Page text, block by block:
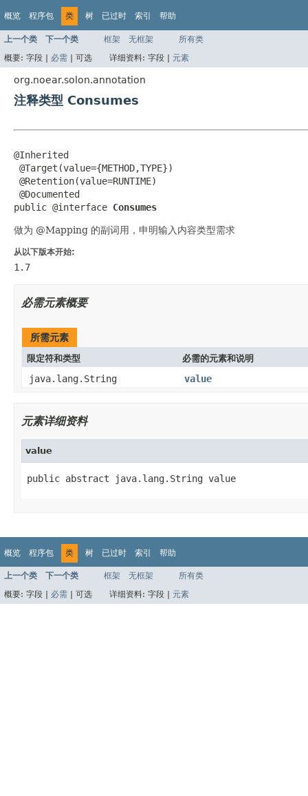
概览 程序包 类 树 已过时 索引 帮助
上一个类 下一个类 框架 无框架
所有类
概要: 字段 | 必需 | 可选 详细资料: 字段 | 元素
org.noear.solon.annotation
注释类型 Consumes
@Inherited
@Target(value={METHOD,TYPE})
@Retention(value=RUNTIME)
@Documented
public @interface Consumes
做为 @Mapping 的副词用，申明输入内容类型需求
从以下版本开始:
1.7
必需元素概要
所需元素
限定符和类型 必需的元素和说明
java.lang.String value
元素详细资料
value
public abstract java.lang.String value
概览 程序包 类 树 已过时 索引 帮助
上一个类 下一个类 框架 无框架
所有类
概要: 字段 | 必需 可选 详细资料: 字段 | 元素